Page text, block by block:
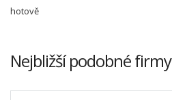
hotově
Nejbližší podobné firmy